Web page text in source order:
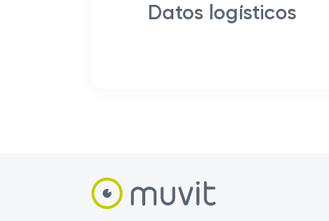
Datos logísticos